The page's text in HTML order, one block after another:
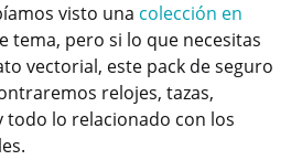
visto una colección en
tema, pero si lo que necesitas
vectorial, este pack de seguro
relojes, tazas,
todo lo relacionado con los